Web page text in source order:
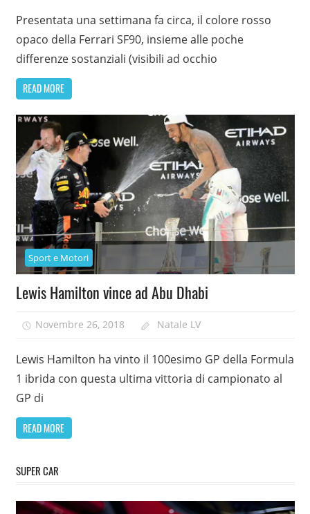
Presentata una settimana fa circa, il colore rosso
opaco della Ferrari SF90, insieme alle poche
differenze sostanziali (visibili ad occhio
READ MORE
Sport e Motori
Lewis Hamilton vince ad Abu Dhabi
Novembre 26, 2018 Natale LV
Lewis Hamilton ha vinto il 100esimo GP della Formula
1 ibrida con questa ultima vittoria di campionato al
GP di
READ MORE
SUPER CAR